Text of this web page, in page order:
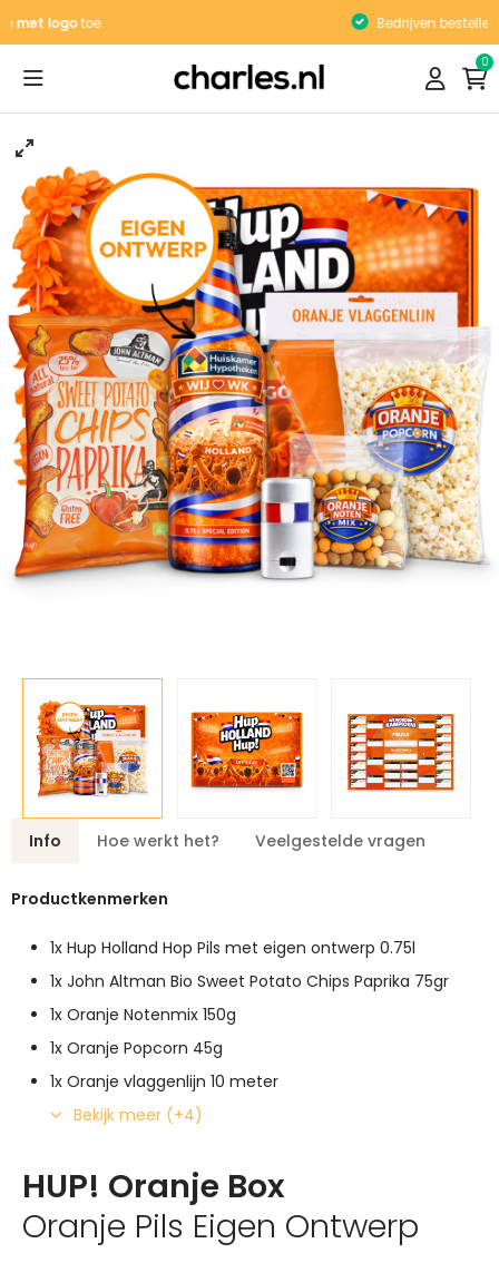
op factuur
0
Info Hoe werkt het? Veelgestelde vragen
Productkenmerken
1x Hup Holland Hop Pils met eigen ontwerp 0.75l
1x John Altman Bio Sweet Potato Chips Paprika 75gr
1x Oranje Notenmix 150g
1x Oranje Popcorn 45g
1x Oranje vlaggenlijn 10 meter
Bekijk meer (+4)
HUP! Oranje Box
Oranje Pils Eigen Ontwerp